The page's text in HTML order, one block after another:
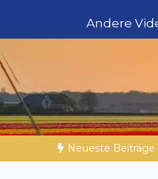
Andere
Biblische
Neueste Beiträge
im Tierreich DIE